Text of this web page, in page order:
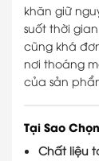
khăn giữ
suốt thời
cũng khá
nơi thoáng
của sản
Tại Sao
Chất liệu